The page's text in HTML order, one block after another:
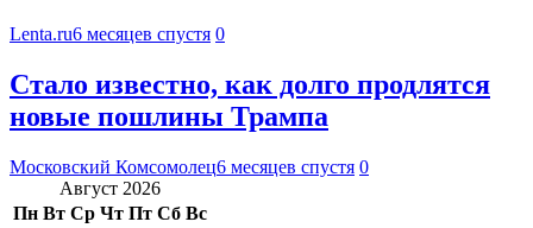
Lenta.ru6 месяцев спустя 0
Стало известно, как долго продлятся
новые пошлины Трампа
Московский Комсомолец6 месяцев спустя 0
Август 2026
Пн Вт Ср Чт Пт Сб Вс